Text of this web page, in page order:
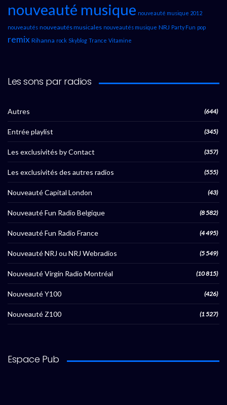
nouveauté musique nouveauté musique 2012
nouveautés nouveautés musicales nouveautés musique NRJ Party Fun pop
remix Rihanna rock Skyblog Trance Vitamine
Les sons par radios
Autres (644)
Entrée playlist (345)
Les exclusivités by Contact (357)
Les exclusivités des autres radios (555)
Nouveauté Capital London (43)
Nouveauté Fun Radio Belgique (8 582)
Nouveauté Fun Radio France (4 495)
Nouveauté NRJ ou NRJ Webradios (5 549)
Nouveauté Virgin Radio Montréal (10 815)
Nouveauté Y100 (426)
Nouveauté Z100 (1 527)
Espace Pub